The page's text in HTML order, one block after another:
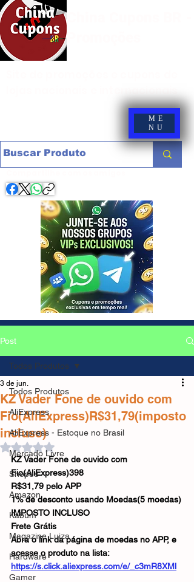
ME
NU
Post
Todos Produtos
AliExpress
AliExpress - Estoque no Brasil
Mercado Livre
Shopee
Amazon
Kabum
Magazine Luiza
Hardware
Gamer
Todos Produtos
KZ Vader Fone de ouvido com
Fio(AliExpress)R$31,79(imposto
incluso)
3 de jun.
Avaliado com NaN de 5 estrelas.
KZ Vader Fone de ouvido com
Fio(AliExpress)398
R$31,79 pelo APP
1% de desconto usando Moedas(5 moedas)
IMPOSTO INCLUSO
Frete Grátis
Abra o link da página de moedas no APP, e
acesse o produto na lista:
https://s.click.aliexpress.com/e/_c3mR8XMl